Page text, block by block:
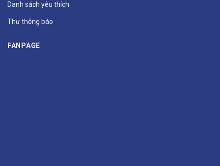
Danh sách yêu thích
Thư thông báo
FANPAGE